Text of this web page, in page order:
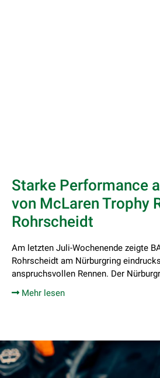
Starke Performance
von McLaren Trophy
Rohrscheidt
Am letzten Juli-Wochenende zeigte
Rohrscheidt am Nürburgring
anspruchsvollen Rennen. Der
Mehr lesen